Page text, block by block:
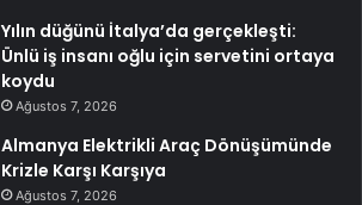
Yılın düğünü İtalya’da gerçekleşti:
Ünlü iş insanı oğlu için servetini ortaya
koydu
Ağustos 7, 2026
Almanya Elektrikli Araç Dönüşümünde
Krizle Karşı Karşıya
Ağustos 7, 2026